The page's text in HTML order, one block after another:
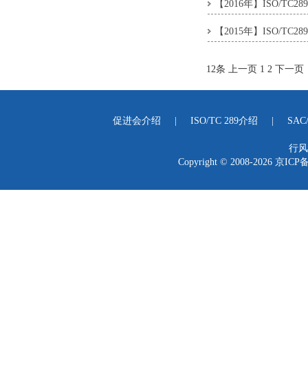
【2016年】ISO/
【2015年】ISO/
12条 上一页 1 2 下一页
促进会介绍 ISO/TC 289介绍
行
Copyright © 2008-2026 京ICP